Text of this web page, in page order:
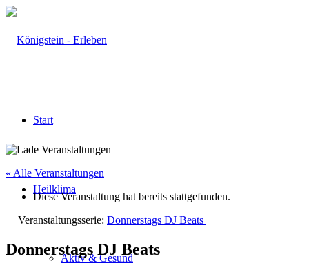
Start
Heilklima
Aktiv & Gesund
« Alle Veranstaltungen
Diese Veranstaltung hat bereits stattgefunden.
Veranstaltungsserie: Donnerstags DJ Beats
Donnerstags DJ Beats